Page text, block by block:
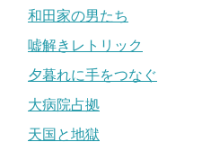
和田家の男たち
嘘解きレトリック
夕暮れに手をつなぐ
大病院占拠
天国と地獄